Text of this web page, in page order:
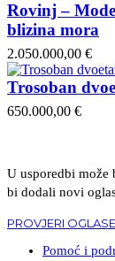
Rovinj –
blizina mora
2.050.000,00 €
Trosoban
650.000,00 €
U usporedbi može
bi dodali novi
PROVJERI OGLASE
Pomoć i